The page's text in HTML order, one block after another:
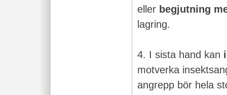
eller begjutning
lagring.
4. I sista hand kan
motverka
angrepp bör hela